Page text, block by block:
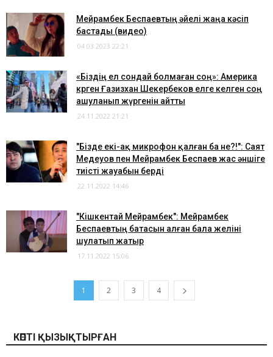
Мейрамбек Беспаевтың әйелі жаңа кәсіп
бастады (видео)
04.03.2023 22:21
«Біздің ел сондай болмаған соң»: Америка
көрген Ғазизхан Шекербеков елге келген соң
ашуланып жүргенін айтты
24.11.2022 21:21
"Бізде екі-ақ микрофон қалған ба не?!": Саят
Медеуов пен Мейрамбек Беспаев жас әншіге
тиісті жауабын берді
22.11.2022 14:46
"Кішкентай Мейрамбек": Мейрамбек
Беспаевтың батасын алған бала желіні
шулатып жатыр
17.11.2022 15:06
1 2 3 4
КӨПТІ ҚЫЗЫҚТЫРҒАН